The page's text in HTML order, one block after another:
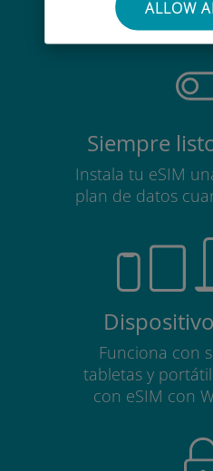
ALLOW
Siempre
Instala tu eSIM
plan de datos
Funciona con
tabletas y
con eSIM con